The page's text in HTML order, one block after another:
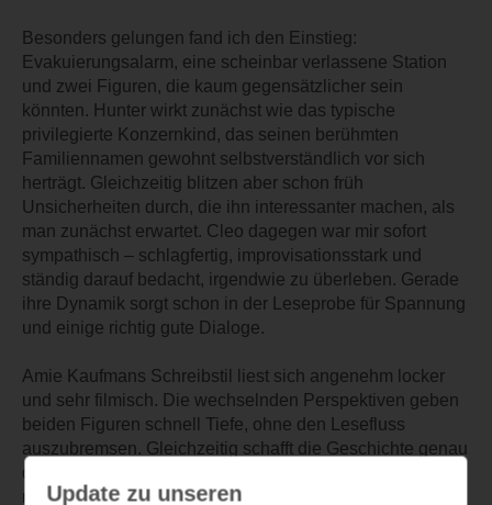
Besonders gelungen fand ich den Einstieg:
Evakuierungsalarm, eine scheinbar verlassene Station
und zwei Figuren, die kaum gegensätzlicher sein
könnten. Hunter wirkt zunächst wie das typische
privilegierte Konzernkind, das seinen berühmten
Familiennamen gewohnt selbstverständlich vor sich
herträgt. Gleichzeitig blitzen aber schon früh
Unsicherheiten durch, die ihn interessanter machen, als
man zunächst erwartet. Cleo dagegen war mir sofort
sympathisch – schlagfertig, improvisationsstark und
ständig darauf bedacht, irgendwie zu überleben. Gerade
ihre Dynamik sorgt schon in der Leseprobe für Spannung
und einige richtig gute Dialoge.
Amie Kaufmans Schreibstil liest sich angenehm locker
und sehr filmisch. Die wechselnden Perspektiven geben
beiden Figuren schnell Tiefe, ohne den Lesefluss
auszubremsen. Gleichzeitig schafft die Geschichte genau
das, was ich bei einem solchen Setting erwarte: Man
möchte sofort wissen, was hinter der Evakuierung steckt
Update zu unseren